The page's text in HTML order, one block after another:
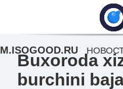
Buxoroda
burchini
M.ISOGOOD.RU